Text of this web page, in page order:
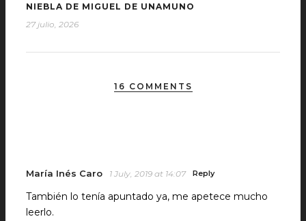
NIEBLA DE MIGUEL DE UNAMUNO
27 julio, 2026
16 COMMENTS
María Inés Caro 1 July, 2019 at 14:07 Reply
También lo tenía apuntado ya, me apetece mucho
leerlo.